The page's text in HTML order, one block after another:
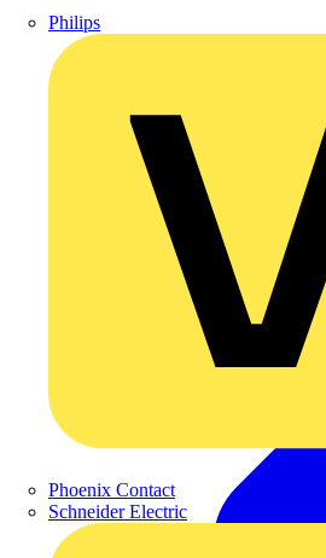
Philips
Phoenix Contact
Schneider Electric